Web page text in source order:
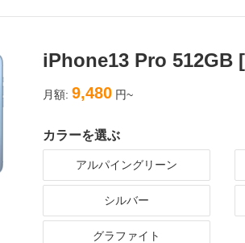
iPhone13 Pro 512GB
月額:9,480 円~
カラーを選ぶ
アルパイングリーン
シルバー
グラファイト